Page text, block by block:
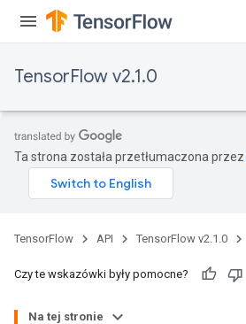
TensorFlow v2.1.0
Ta strona została przetłumaczona przez
TensorFlow API TensorFlow v2.1.0
Czy te wskazówki były pomocne?
Na tej stronie